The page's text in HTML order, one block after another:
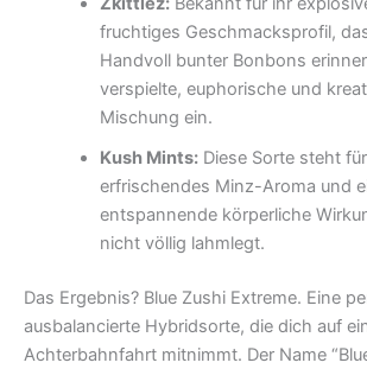
fruchtiges Geschmacksprofil,
Handvoll bunter Bonbons
verspielte, euphorische und
Mischung ein.
Kush Mints:Diese Sorte steht
erfrischendes Minz-Aroma und
entspannende körperliche
nicht völlig lahmlegt.
Das Ergebnis? Blue Zushi Extreme. Eine
ausbalancierte Hybridsorte, die dich auf
Achterbahnfahrt mitnimmt. Der Name